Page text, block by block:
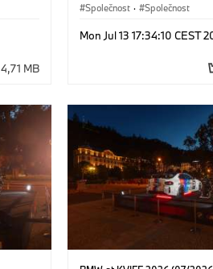
4,71 MB
Společnost · Společnost
Mon Jul 13 17:34:10 CEST